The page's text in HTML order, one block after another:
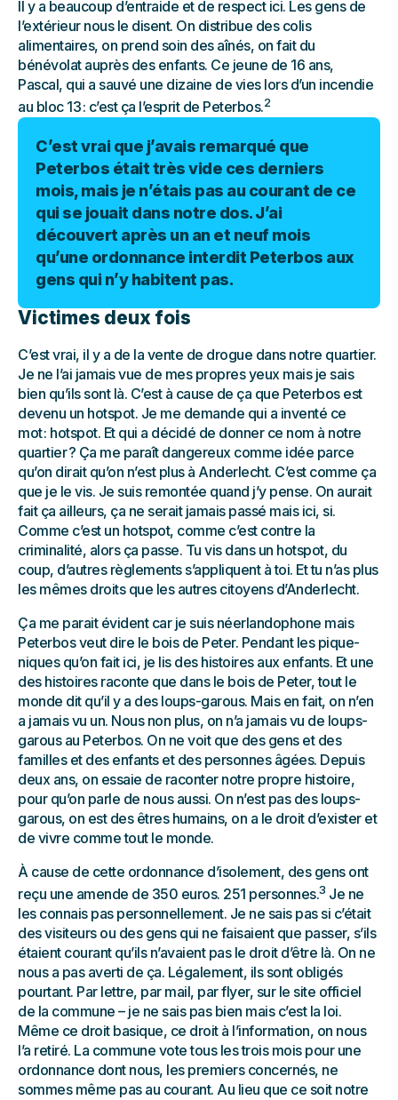
Il y a beaucoup d’entraide et de respect ici. Les gens de
l’extérieur nous le disent. On distribue des colis
alimentaires, on prend soin des aînés, on fait du
bénévolat auprès des enfants. Ce jeune de 16 ans,
Pascal, qui a sauvé une dizaine de vies lors d’un incendie
au bloc 13 : c’est ça l’esprit de Peterbos.2
C’est vrai que j’avais remarqué que
Peterbos était très vide ces derniers
mois, mais je n’étais pas au courant de ce
qui se jouait dans notre dos. J’ai
découvert après un an et neuf mois
qu’une ordonnance interdit Peterbos aux
gens qui n’y habitent pas.
Victimes deux fois
C’est vrai, il y a de la vente de drogue dans notre quartier.
Je ne l’ai jamais vue de mes propres yeux mais je sais
bien qu’ils sont là. C’est à cause de ça que Peterbos est
devenu un hotspot. Je me demande qui a inventé ce
mot : hotspot. Et qui a décidé de donner ce nom à notre
quartier ? Ça me paraît dangereux comme idée parce
qu’on dirait qu’on n’est plus à Anderlecht. C’est comme ça
que je le vis. Je suis remontée quand j’y pense. On aurait
fait ça ailleurs, ça ne serait jamais passé mais ici, si.
Comme c’est un hotspot, comme c’est contre la
criminalité, alors ça passe. Tu vis dans un hotspot, du
coup, d’autres règlements s’appliquent à toi. Et tu n’as plus
les mêmes droits que les autres citoyens d’Anderlecht.
Ça me parait évident car je suis néerlandophone mais
Peterbos veut dire le bois de Peter. Pendant les pique-
niques qu’on fait ici, je lis des histoires aux enfants. Et une
des histoires raconte que dans le bois de Peter, tout le
monde dit qu’il y a des loups-garous. Mais en fait, on n’en
a jamais vu un. Nous non plus, on n’a jamais vu de loups-
garous au Peterbos. On ne voit que des gens et des
familles et des enfants et des personnes âgées. Depuis
deux ans, on essaie de raconter notre propre histoire,
pour qu’on parle de nous aussi. On n’est pas des loups-
garous, on est des êtres humains, on a le droit d’exister et
de vivre comme tout le monde.
À cause de cette ordonnance d’isolement, des gens ont
reçu une amende de 350 euros. 251 personnes.3Je ne
les connais pas personnellement. Je ne sais pas si c’était
des visiteurs ou des gens qui ne faisaient que passer, s’ils
étaient courant qu’ils n’avaient pas le droit d’être là. On ne
nous a pas averti de ça. Légalement, ils sont obligés
pourtant. Par lettre, par mail, par flyer, sur le site officiel
de la commune – je ne sais pas bien mais c’est la loi.
Même ce droit basique, ce droit à l’information, on nous
l’a retiré. La commune vote tous les trois mois pour une
ordonnance dont nous, les premiers concernés, ne
sommes même pas au courant. Au lieu que ce soit notre